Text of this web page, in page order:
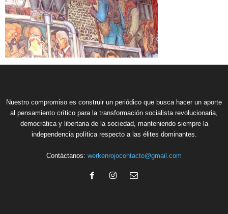
Nuestro compromiso es construir un periódico que busca hacer un aporte
al pensamiento crítico para la transformación socialista revolucionaria,
democrática y libertaria de la sociedad, manteniendo siempre la
independencia política respecto a las élites dominantes.
Contáctanos: werkenrojocontacto@gmail.com